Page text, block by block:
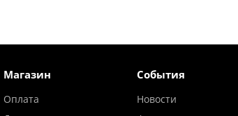
Магазин
Оплата
События
Новости